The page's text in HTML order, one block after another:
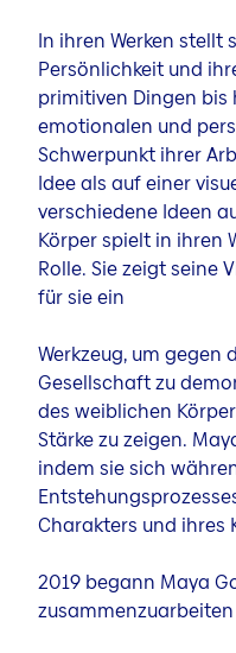
In ihren Werken stellt
Persönlichkeit und
primitiven Dingen bis
emotionalen und
Schwerpunkt ihrer
Idee als auf einer
verschiedene Ideen
Körper spielt in ihren
Rolle. Sie zeigt seine
für sie ein
Werkzeug, um
Gesellschaft zu
des weiblichen
Stärke zu zeigen.
indem sie sich
Charakters und ihres
2019 begann Maya